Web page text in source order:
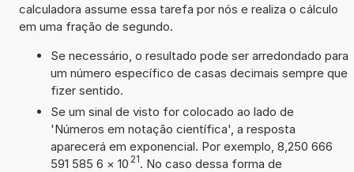
calculadora assume essa tarefa por nós e realiza o cálculo
em uma fração de segundo.
Se necessário, o resultado pode ser arredondado para
um número específico de casas decimais sempre que
fizer sentido.
Se um sinal de visto for colocado ao lado de
'Números em notação científica', a resposta
aparecerá em exponencial. Por exemplo, 8,250 666
591 585 6 × 10 21. No caso dessa forma de